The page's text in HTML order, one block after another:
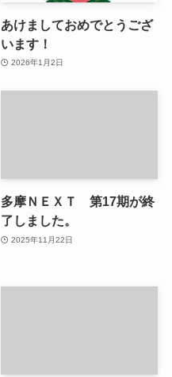
あけましておめでとうござ
います！
2026年1月2日
多摩ＮＥＸＴ 第17期が終
了しました。
2025年11月22日